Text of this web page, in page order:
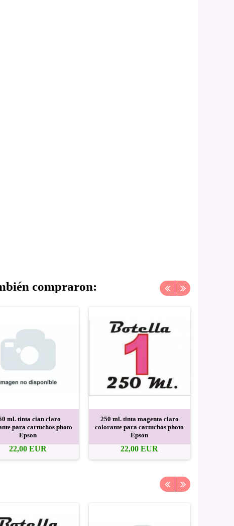
compraron:
ml. tinta cian claro
para cartuchos photo
Epson
22,00 EUR
250 ml. tinta magenta claro
colorante para cartuchos photo
Epson
22,00 EUR